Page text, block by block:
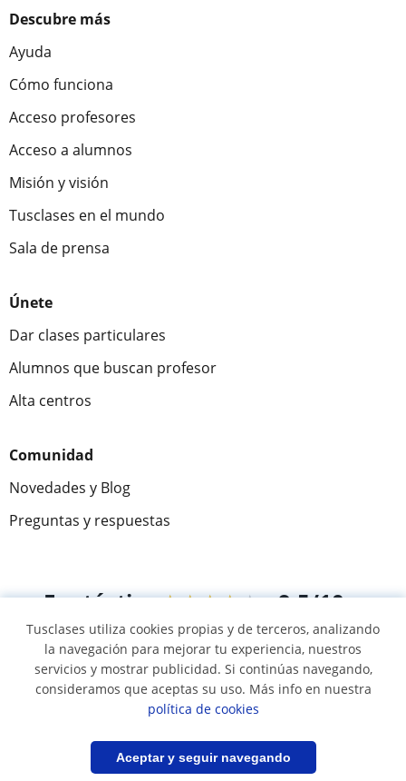
Guardar búsqueda
Descubre más
Ayuda
Cómo funciona
Acceso profesores
Acceso a alumnos
Misión y visión
Tusclases en el mundo
Sala de prensa
Únete
Dar clases particulares
Alumnos que buscan profesor
Alta centros
Comunidad
Novedades y Blog
Preguntas y respuestas
Fantástica★★★★★ 9,5/10
305883 opiniones de alumnos
© 2007 - 2026 Tusclases.pe
Mapa web:Profesores particulares
Tusclases utiliza cookies propias y de terceros, analizando
la navegación para mejorar tu experiencia, nuestros
servicios y mostrar publicidad. Si continúas navegando,
consideramos que aceptas su uso. Más info en nuestra
política de cookies
Aceptar y seguir navegando